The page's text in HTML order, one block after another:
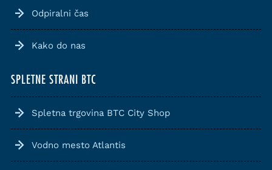
Odpiralni čas
Kako do nas
SPLETNE STRANI BTC
Spletna trgovina BTC City Shop
Vodno mesto Atlantis